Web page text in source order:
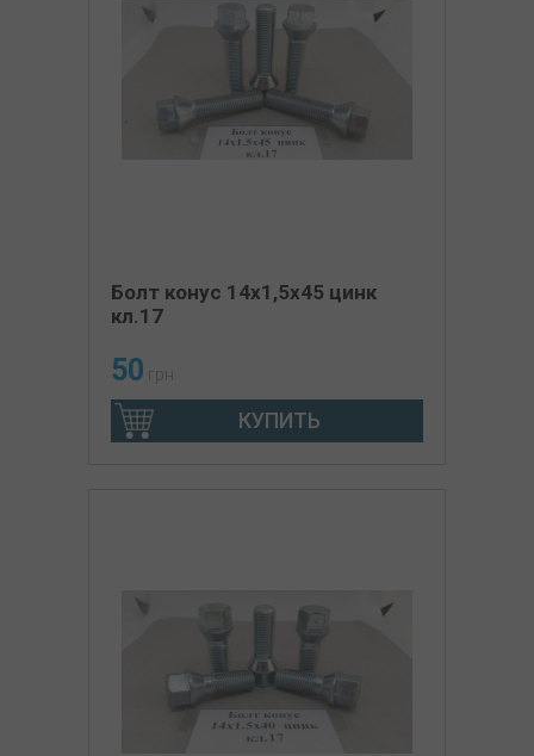
Болт конус 14х1,5х45 цинк
кл.17
50 грн
КУПИТЬ